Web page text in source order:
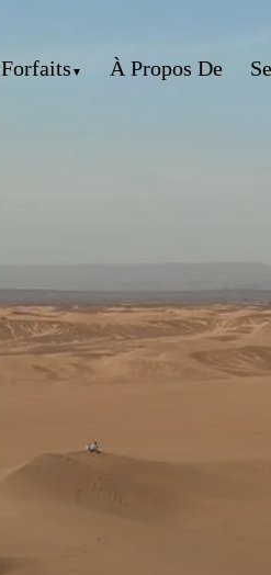
Forfaits À Propos De